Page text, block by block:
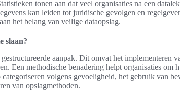
tonen aan dat veel organisaties na een
kan leiden tot juridische gevolgen en
het belang van veilige dataopslag.
slaan?
aanpak. Dit omvat het implementeren
Een methodische benadering helpt organisaties om
volgens gevoeligheid, het gebruik van
van opslagmethoden.